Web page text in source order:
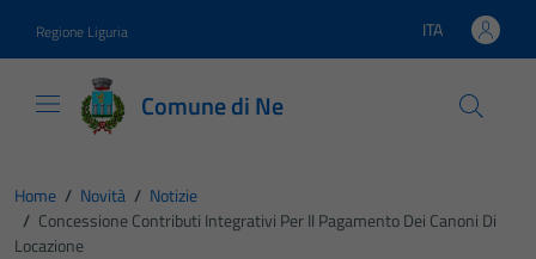
Regione Liguria Lingua attiva:
ITA
Comune di Ne
Home / Novità / Notizie
/ Concessione Contributi Integrativi Per Il Pagamento Dei Canoni Di
Locazione